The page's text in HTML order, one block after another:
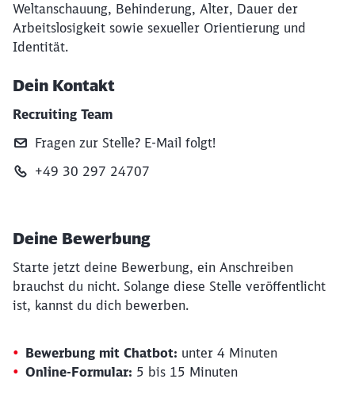
Weltanschauung, Behinderung, Alter, Dauer der
Arbeitslosigkeit sowie sexueller Orientierung und
Identität.
Dein Kontakt
Recruiting Team
Fragen zur Stelle? E‑Mail folgt!
+49 30 297 24707
Deine Bewerbung
Starte jetzt deine Bewerbung, ein Anschreiben
brauchst du nicht. Solange diese Stelle veröffentlicht
ist, kannst du dich bewerben.
Bewerbung mit Chatbot: unter 4 Minuten
Online-Formular: 5 bis 15 Minuten